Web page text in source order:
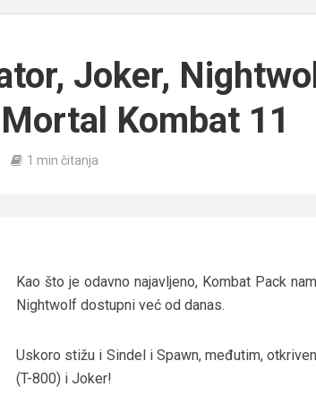
Joker,
Kombat 11
1 min čitanja
Kao što je odavno najavljeno, Kombat Pack
Nightwolf dostupni već od danas.
Uskoro stižu i Sindel i Spawn, međutim,
(T-800) i Joker!